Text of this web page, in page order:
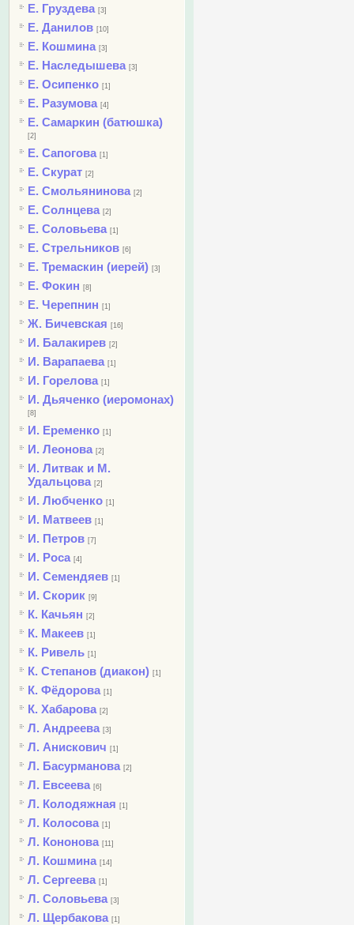
Е. Груздева [3]
Е. Данилов [10]
Е. Кошмина [3]
Е. Наследышева [3]
Е. Осипенко [1]
Е. Разумова [4]
Е. Самаркин (батюшка)
[2]
Е. Сапогова [1]
Е. Скурат [2]
Е. Смольянинова [2]
Е. Солнцева [2]
Е. Соловьева [1]
Е. Стрельников [6]
Е. Тремаскин (иерей) [3]
Е. Фокин [8]
Е. Черепнин [1]
Ж. Бичевская [16]
И. Балакирев [2]
И. Варапаева [1]
И. Горелова [1]
И. Дьяченко (иеромонах)
[8]
И. Еременко [1]
И. Леонова [2]
И. Литвак и М.
Удальцова [2]
И. Любченко [1]
И. Матвеев [1]
И. Петров [7]
И. Роса [4]
И. Семендяев [1]
И. Скорик [9]
К. Качьян [2]
К. Макеев [1]
К. Ривель [1]
К. Степанов (диакон) [1]
К. Фёдорова [1]
К. Хабарова [2]
Л. Андреева [3]
Л. Анискович [1]
Л. Басурманова [2]
Л. Евсеева [6]
Л. Колодяжная [1]
Л. Колосова [1]
Л. Кононова [11]
Л. Кошмина [14]
Л. Сергеева [1]
Л. Соловьева [3]
Л. Щербакова [1]